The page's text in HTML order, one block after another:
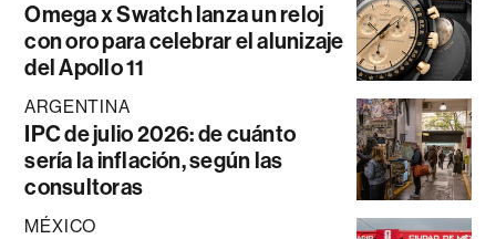
Omega x Swatch lanza un reloj
con oro para celebrar el alunizaje
del Apollo 11
ARGENTINA
IPC de julio 2026: de cuánto
sería la inflación, según las
consultoras
MÉXICO